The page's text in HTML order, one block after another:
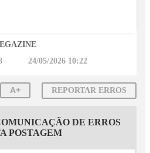
24/05/2026 10:22
A+ REPORTAR ERROS
DE ERROS
POSTAGEM